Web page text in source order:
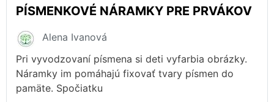
PÍSMENKOVÉ NÁRAMKY PRE PRVÁKOV
Alena Ivanová
Pri vyvodzovaní písmena si deti vyfarbia obrázky.
Náramky im pomáhajú fixovať tvary písmen do
pamäte. Spočiatku